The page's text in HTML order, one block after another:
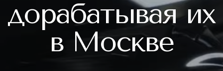
КУПИТЬ ЧАСЫ
в каталоге более 2000 моделей